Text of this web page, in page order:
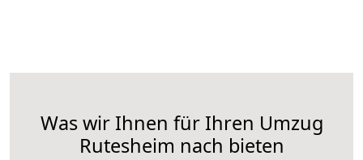
Was wir Ihnen für Ihren Umzug
Rutesheim nach bieten